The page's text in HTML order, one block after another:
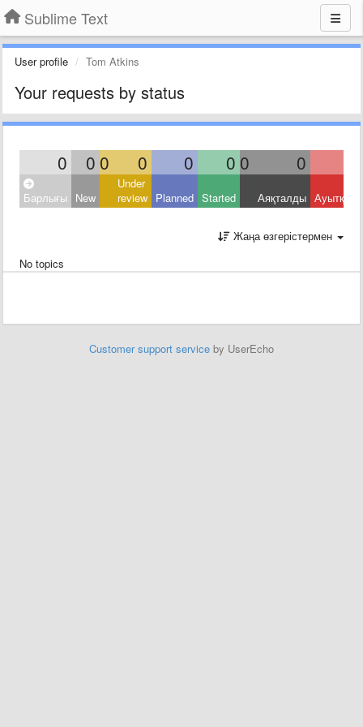
Sublime Text
User profile Tom Atkins
Your requests by status
0 0 0 0 0 0 0 0
Барлығы New
Under
review Planned Started Аяқталды
Жаңа өзгерістермен
No topics
Customer support service by UserEcho